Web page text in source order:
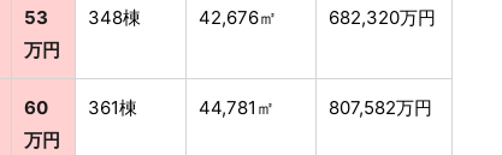
53
万円
348棟 42,676㎡ 682,320万円
60
万円
361棟 44,781㎡ 807,582万円